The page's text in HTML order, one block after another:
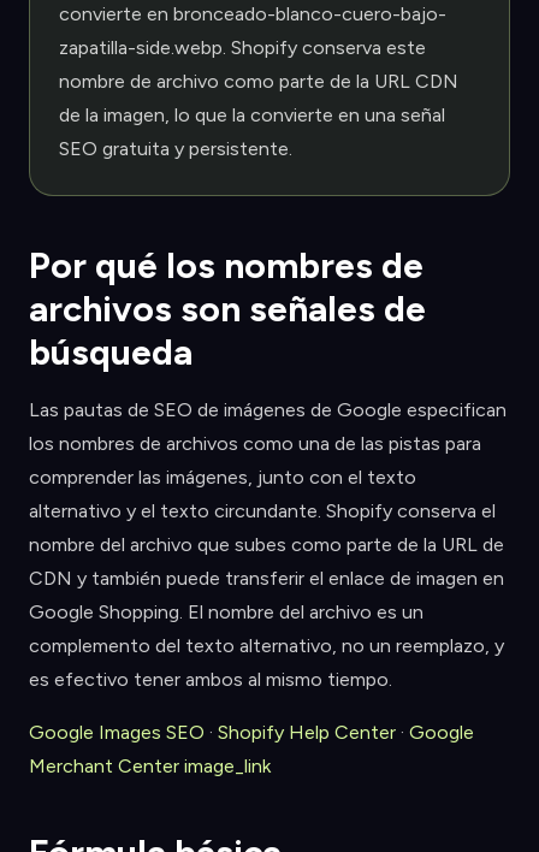
convierte en bronceado-blanco-cuero-bajo-
zapatilla-side.webp. Shopify conserva este
nombre de archivo como parte de la URL CDN
de la imagen, lo que la convierte en una señal
SEO gratuita y persistente.
Por qué los nombres de
archivos son señales de
búsqueda
Las pautas de SEO de imágenes de Google especifican
los nombres de archivos como una de las pistas para
comprender las imágenes, junto con el texto
alternativo y el texto circundante. Shopify conserva el
nombre del archivo que subes como parte de la URL de
CDN y también puede transferir el enlace de imagen en
Google Shopping. El nombre del archivo es un
complemento del texto alternativo, no un reemplazo, y
es efectivo tener ambos al mismo tiempo.
Google Images SEO · Shopify Help Center · Google
Merchant Center image_link